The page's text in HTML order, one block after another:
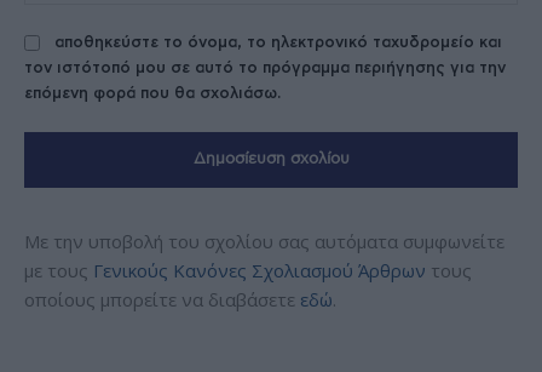
αποθηκεύστε το όνομα, το ηλεκτρονικό ταχυδρομείο και
τον ιστότοπό μου σε αυτό το πρόγραμμα περιήγησης για την
επόμενη φορά που θα σχολιάσω.
Με την υποβολή του σχολίου σας αυτόματα συμφωνείτε
με τους Γενικούς Κανόνες Σχολιασμού Άρθρων τους
οποίους μπορείτε να διαβάσετε εδώ.